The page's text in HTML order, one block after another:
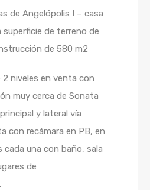
de Angelópolis I – casa
de terreno de
de 580 m2
2 niveles en venta con
muy cerca de Sonata
y lateral vía
con recámara en PB, en
cada una con baño, sala
de